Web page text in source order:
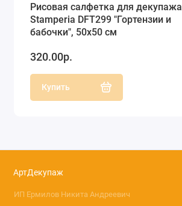
Рисовая салфетка для декупажа
Stamperia DFT299 "Гортензии и
бабочки", 50х50 см
320.00р.
Купить
АртДекупаж
ИП Ермилов Никита Андреевич